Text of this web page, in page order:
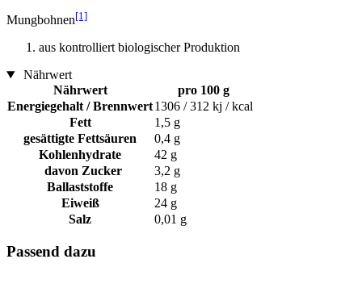
Mungbohnen[1]
aus kontrolliert biologischer Produktion
Nährwert
Nährwert
pro 100 g
Energiegehalt / Brennwert1306 / 312 kj / kcal
Fett
1,5 g
gesättigte Fettsäuren
0,4 g
Kohlenhydrate
42 g
davon Zucker
3,2 g
Ballaststoffe
18 g
Eiweiß
24 g
Salz
0,01 g
Passend dazu